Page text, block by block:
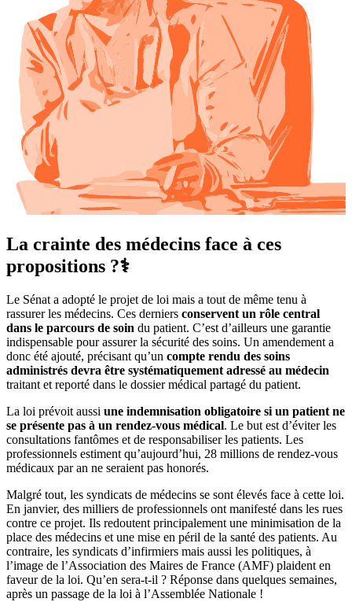
La crainte des médecins face à ces
propositions ?‍⚕️
Le Sénat a adopté le projet de loi mais a tout de même tenu à
rassurer les médecins. Ces derniers conservent un rôle central
dans le parcours de soin du patient. C’est d’ailleurs une garantie
indispensable pour assurer la sécurité des soins. Un amendement a
donc été ajouté, précisant qu’un compte rendu des soins
administrés devra être systématiquement adressé au médecin
traitant et reporté dans le dossier médical partagé du patient.
La loi prévoit aussi une indemnisation obligatoire si un patient ne
se présente pas à un rendez-vous médical. Le but est d’éviter les
consultations fantômes et de responsabiliser les patients. Les
professionnels estiment qu’aujourd’hui, 28 millions de rendez-vous
médicaux par an ne seraient pas honorés.
Malgré tout, les syndicats de médecins se sont élevés face à cette loi.
En janvier, des milliers de professionnels ont manifesté dans les rues
contre ce projet. Ils redoutent principalement une minimisation de la
place des médecins et une mise en péril de la santé des patients. Au
contraire, les syndicats d’infirmiers mais aussi les politiques, à
l’image de l’Association des Maires de France (AMF) plaident en
faveur de la loi. Qu’en sera-t-il ? Réponse dans quelques semaines,
après un passage de la loi à l’Assemblée Nationale !